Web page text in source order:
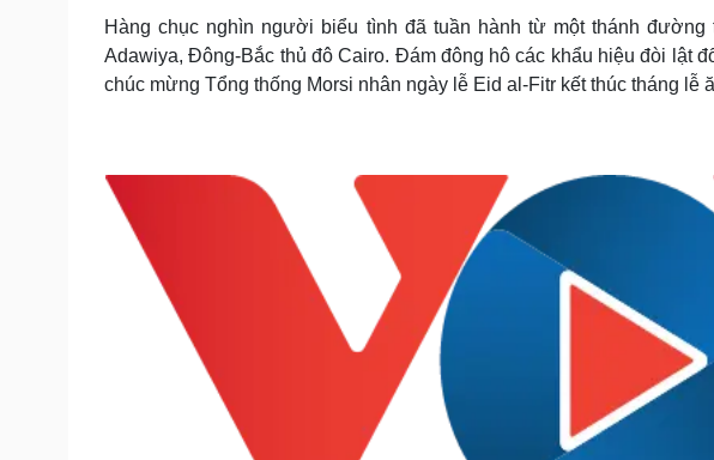
Cây thuốc
Sản phụ khoa
Nhi khoa
Nam khoa
Blog
Tình yêu - Gia đình
Văn học
Âm nhạc
Di sản
Cải chính
Hàng chục nghìn người biểu tình đã tuần hành từ một thánh
Adawiya, Đông-Bắc thủ đô Cairo. Đám đông hô các khẩu hiệu đòi lật
chúc mừng Tổng thống Morsi nhân ngày lễ Eid al-Fitr kết thúc tháng lễ